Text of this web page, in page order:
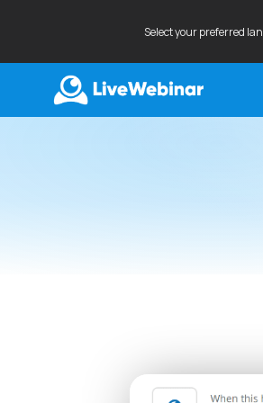
Select your preferred